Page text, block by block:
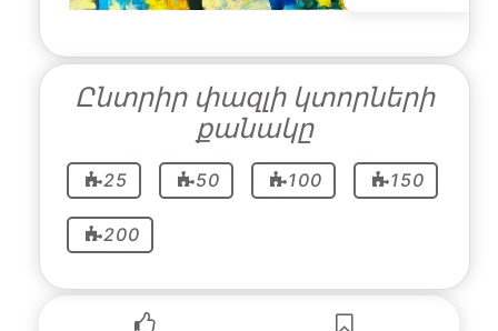
Ընտրիր փազլի կտորների
քանակը
25 50 100 150
200